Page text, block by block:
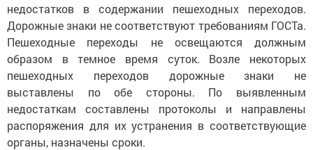
недостатков в содержании пешеходных переходов.
Дорожные знаки не соответствуют требованиям ГОСТа.
Пешеходные переходы не освещаются должным
образом в темное время суток. Возле некоторых
пешеходных переходов дорожные знаки не
выставлены по обе стороны. По выявленным
недостаткам составлены протоколы и направлены
распоряжения для их устранения в соответствующие
органы, назначены сроки.